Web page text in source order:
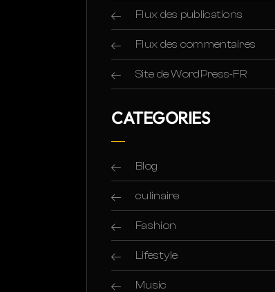
Flux des publications
Flux des commentaires
Site de WordPress-FR
CATEGORIES
Blog
culinaire
Fashion
Lifestyle
Music